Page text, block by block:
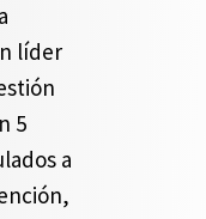
líder
5
a